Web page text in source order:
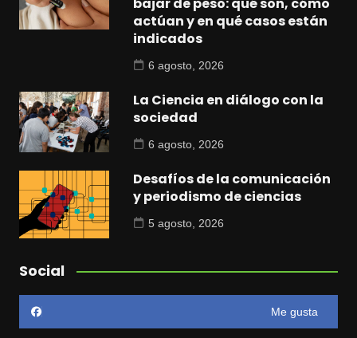
actúan y en qué casos están
indicados
6 agosto, 2026
La Ciencia en diálogo con la
sociedad
6 agosto, 2026
Desafíos de la comunicación
y periodismo de ciencias
5 agosto, 2026
Social
Me gusta